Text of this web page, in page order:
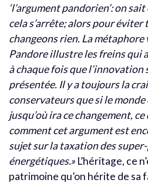
‘l’argument pandorien’: on
cela s’arrête; alors pour éviter
changeons rien. La
Pandore illustre les freins qui
à chaque fois que
présentée. Il y a toujours la
conservateurs que si le
jusqu’où ira ce changement,
comment cet argument est
sujet sur la taxation des
énergétiques.» L’héritage, ce
patrimoine qu’on hérite de sa